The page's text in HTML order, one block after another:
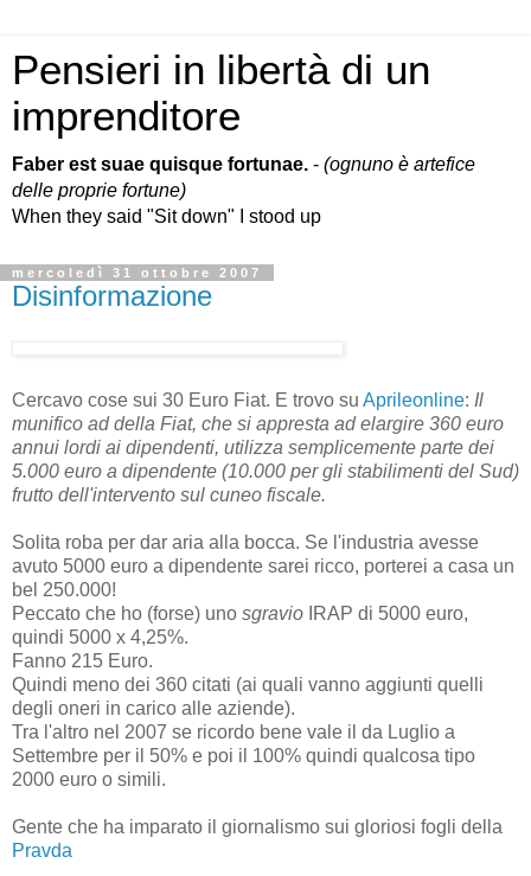
Pensieri in libertà di un
imprenditore
Faber est suae quisque fortunae. - (ognuno è artefice
delle proprie fortune)
When they said "Sit down" I stood up
mercoledì 31 ottobre 2007
Disinformazione
Cercavo cose sui 30 Euro Fiat. E trovo su Aprileonline: Il
munifico ad della Fiat, che si appresta ad elargire 360 euro
annui lordi ai dipendenti, utilizza semplicemente parte dei
5.000 euro a dipendente (10.000 per gli stabilimenti del Sud)
frutto dell'intervento sul cuneo fiscale.
Solita roba per dar aria alla bocca. Se l'industria avesse
avuto 5000 euro a dipendente sarei ricco, porterei a casa un
bel 250.000!
Peccato che ho (forse) uno sgravio IRAP di 5000 euro,
quindi 5000 x 4,25%.
Fanno 215 Euro.
Quindi meno dei 360 citati (ai quali vanno aggiunti quelli
degli oneri in carico alle aziende).
Tra l'altro nel 2007 se ricordo bene vale il da Luglio a
Settembre per il 50% e poi il 100% quindi qualcosa tipo
2000 euro o simili.
Gente che ha imparato il giornalismo sui gloriosi fogli della
Pravda